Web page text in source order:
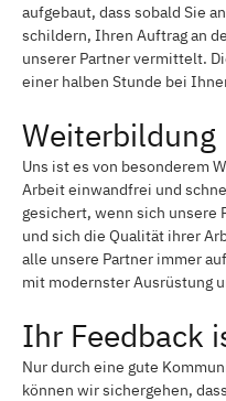
aufgebaut, dass sobald Sie
schildern, Ihren Auftrag an
unserer Partner vermittelt.
einer halben Stunde bei
Weiterbildung
Uns ist es von besonderem
Arbeit einwandfrei und
gesichert, wenn sich
und sich die Qualität ihrer
alle unsere Partner immer
mit modernster Ausrüstung
Ihr Feedback
Nur durch eine gute
können wir sichergehen,